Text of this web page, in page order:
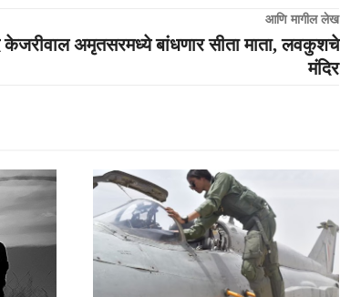
आणि मागील लेख
केजरीवाल अमृतसरमध्ये बांधणार सीता माता, लवकुशचे
मंदिर